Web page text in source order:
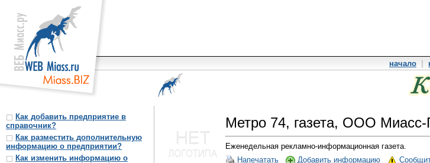
начало
Как добавить предприятие в
справочник?
Как разместить дополнительную
информацию о предприятии?
Как изменить информацию о
Метро 74, газета, ООО Миасс-
Еженедельная рекламно-информационная газета.
Напечатать
Добавить информацию